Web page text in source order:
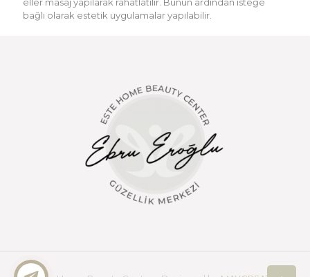
bağlı olarak estetik uygulamalar yapılabilir.